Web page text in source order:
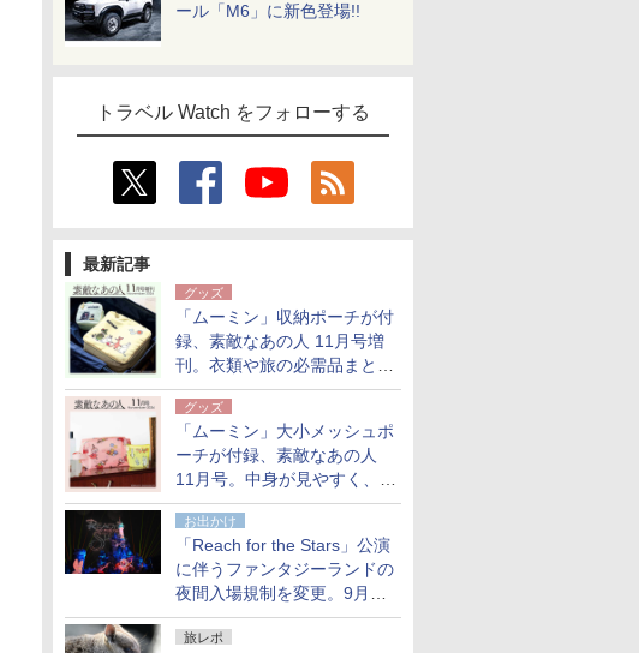
ール「M6」に新色登場!!
トラベル Watch をフォローする
最新記事
グッズ
「ムーミン」収納ポーチが付
録、素敵なあの人 11月号増
刊。衣類や旅の必需品まとま
る大小2個セット
グッズ
「ムーミン」大小メッシュポ
ーチが付録、素敵なあの人
11月号。中身が見やすく、温
泉スパにも使える
お出かけ
「Reach for the Stars」公演
に伴うファンタジーランドの
夜間入場規制を変更。9月か
ら18時50分～20時ごろに
旅レポ